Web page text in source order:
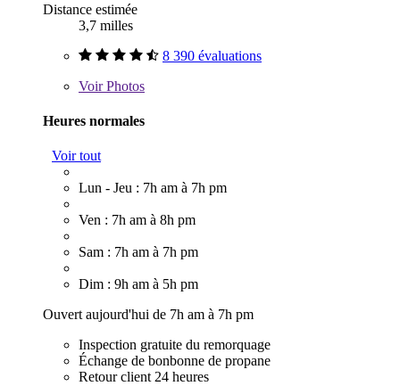
Distance estimée
3,7 milles
8 390 évaluations
VoirPhotos
Heures normales
Voir tout
Lun - Jeu : 7h am à 7h pm
Ven : 7h am à 8h pm
Sam : 7h am à 7h pm
Dim : 9h am à 5h pm
Ouvert aujourd'hui de 7h am à 7h pm
Inspection gratuite du remorquage
Échange de bonbonne de propane
Retour client 24 heures